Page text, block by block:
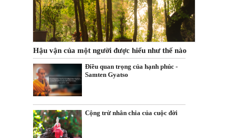
Hậu vận của một người được hiểu như thế nào
Điều quan trọng của hạnh phúc -
Samten Gyatso
Cộng trừ nhân chia của cuộc đời